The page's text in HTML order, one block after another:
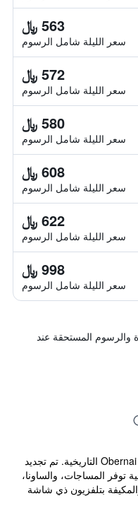
563 ﷼
سعر الليلة شامل الرسوم
572 ﷼
سعر الليلة شامل الرسوم
580 ﷼
سعر الليلة شامل الرسوم
608 ﷼
سعر الليلة شامل الرسوم
622 ﷼
سعر الليلة شامل الرسوم
998 ﷼
سعر الليلة شامل الرسوم
والرسوم المستحقة عند
يقع Hotel Le Colombier في قلب مدينة Obernai التاريخية. تم تجديد
صحية توفر المساجات، والساونا،
بتلفزيون ذي شاشة